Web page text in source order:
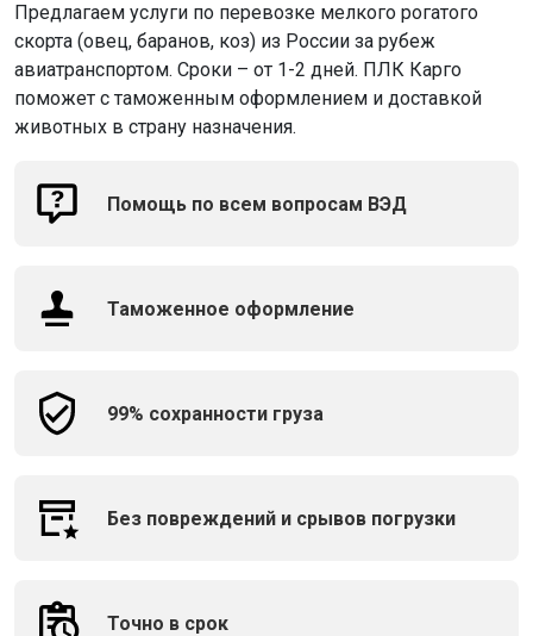
Предлагаем услуги по перевозке мелкого рогатого
скорта (овец, баранов, коз) из России за рубеж
авиатранспортом. Сроки – от 1-2 дней. ПЛК Карго
поможет с таможенным оформлением и доставкой
животных в страну назначения.
Помощь по всем вопросам ВЭД
Таможенное оформление
99% сохранности груза
Без повреждений и срывов погрузки
Точно в срок